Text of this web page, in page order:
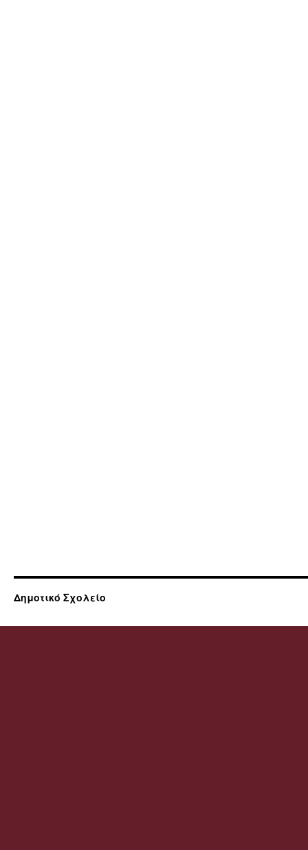
Δημοτικό Σχολείο